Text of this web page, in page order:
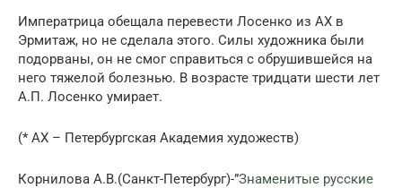
Императрица обещала перевести Лосенко из АХ в
Эрмитаж, но не сделала этого. Силы художника были
подорваны, он не смог справиться с обрушившейся на
него тяжелой болезнью. В возрасте тридцати шести лет
А.П. Лосенко умирает.
(* АХ – Петербургская Академия художеств)
Корнилова А.В.(Санкт-Петербург)-”Знаменитые русские